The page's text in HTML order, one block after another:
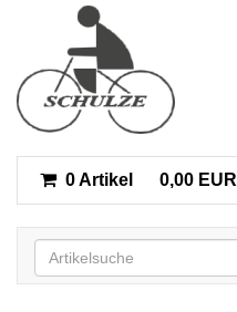
0 Artikel 0,00 EUR